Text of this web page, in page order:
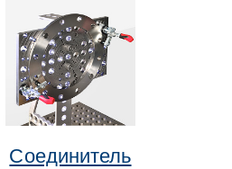
Соединитель